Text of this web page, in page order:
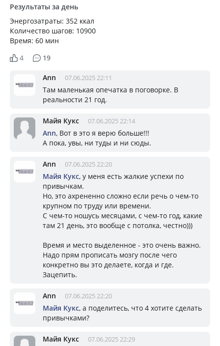
Результаты за день
Энергозатраты: 352 ккал
Количество шагов: 10900
Время: 60 мин
4
19
Ann 07.06.2025 22:11
Там маленькая опечатка в поговорке. В
реальности 21 год.
Майя Кукс 07.06.2025 22:14
Ann, Вот в это я верю больше!!!
А пока, увы, ни туды и ни сюды.
Ann 07.06.2025 22:20
Майя Кукс, у меня есть жалкие успехи по
привычкам.
Но, это ахрененно сложно если речь о чем-то
крупном по труду или времени.
С чем-то ношусь месяцами, с чем-то год, какие
там 21 день, это вообще с потолка, честно)))
Время и место выделенное - это очень важно.
Надо прям прописать мозгу после чего
конкретно вы это делаете, когда и где.
Зацепить.
Ann 07.06.2025 22:20
Майя Кукс, а поделитесь, что 4 хотите сделать
привычками?
Майя Кукс 07.06.2025 22:29